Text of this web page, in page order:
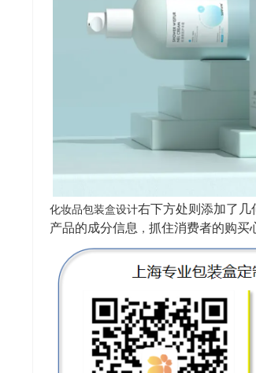
化妆品包装盒设计右下方处则添加了几
产品的成分信息 ， 抓住消费者的购买